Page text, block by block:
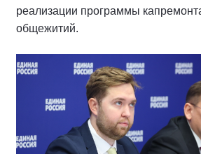
реализации программы
общежитий.